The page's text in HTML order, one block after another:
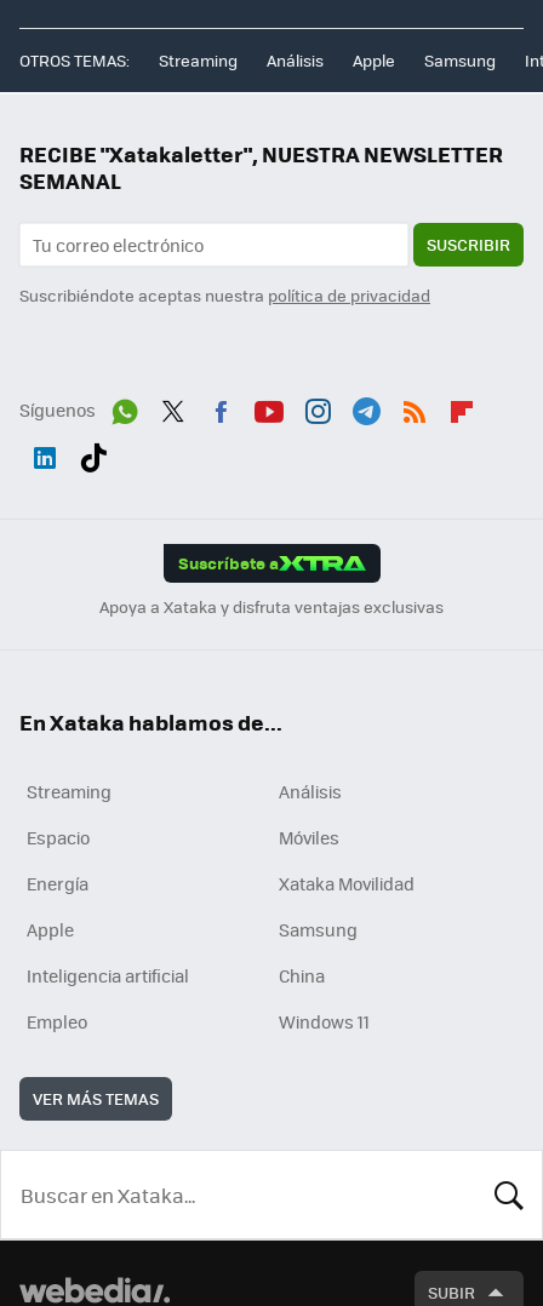
OTROS TEMAS: Streaming Análisis Apple Samsung
RECIBE "Xatakaletter", NUESTRA NEWSLETTER
SEMANAL
SUSCRIBIR
Suscribiéndote aceptas nuestra política de privacidad
Síguenos
Suscríbete a
Apoya a Xataka y disfruta ventajas exclusivas
En Xataka hablamos de...
Streaming
Análisis
Espacio
Móviles
Energía
Xataka Movilidad
Apple
Samsung
Inteligencia artificial
China
Empleo
Windows 11
VER MÁS TEMAS
SUBIR